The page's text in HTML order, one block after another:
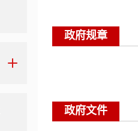
政府规章
政府文件